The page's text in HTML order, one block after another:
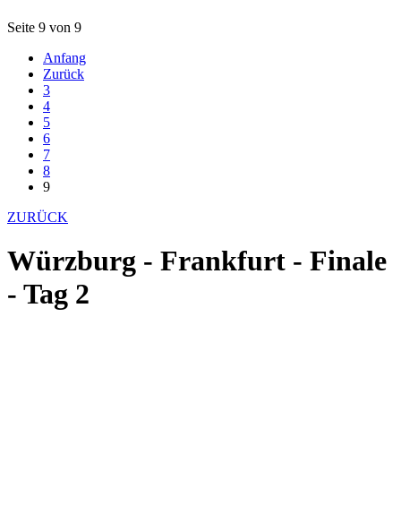
Seite 9 von 9
Anfang
Zurück
3
4
5
6
7
8
9
ZURÜCK
Würzburg - Frankfurt - Finale
- Tag 2